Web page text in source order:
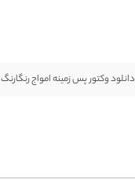
دانلود وکتور پس زمینه امواج رنگارنگ